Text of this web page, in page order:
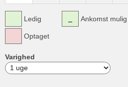
Ledig
Optaget
Ankomst mulig
Varighed